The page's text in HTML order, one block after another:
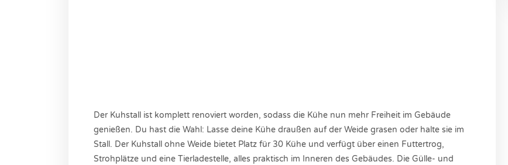
Der Kuhstall ist komplett renoviert worden, sodass die Kühe nun mehr Freiheit im Gebäude
genießen. Du hast die Wahl: Lasse deine Kühe draußen auf der Weide grasen oder halte sie im
Stall. Der Kuhstall ohne Weide bietet Platz für 30 Kühe und verfügt über einen Futtertrog,
Strohplätze und eine Tierladestelle, alles praktisch im Inneren des Gebäudes. Die Gülle- und